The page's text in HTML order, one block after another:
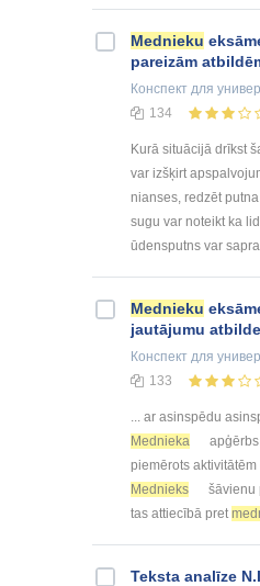
Mednieku
pareizām
Конспект для
134
Kurā situācijā drīkst
var izšķirt
nianses, redzēt
sugu var noteikt ka
ūdensputns var
Mednieku
jautājumu
Конспект для
133
... ar asinspēdu
Mednieka
apģērbs
piemērots aktivitātēm
Mednieks
šāvienu
tas attiecībā pret
Teksta analīze